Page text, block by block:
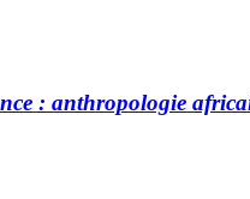
: anthropologie